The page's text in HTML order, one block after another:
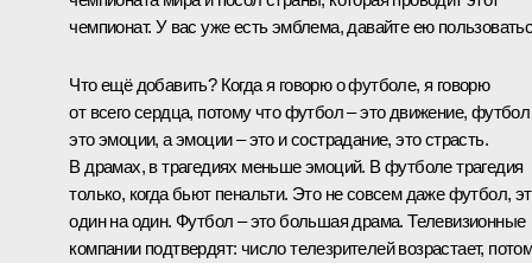
чемпионат. У вас уже есть эмблема, давайте ею
Что ещё добавить? Когда я говорю о футболе, я говорю
от всего сердца, потому что футбол – это движение,
это эмоции, а эмоции – это и сострадание, это страсть.
В драмах, в трагедиях меньше эмоций. В футболе трагедия
только, когда бьют пенальти. Это не совсем даже футбол,
один на один. Футбол – это большая драма. Телевизионные
компании подтвердят: число телезрителей возрастает,